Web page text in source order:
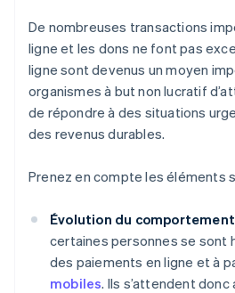
De nombreuses transactions
ligne et les dons ne font pas
ligne sont devenus un moyen
organismes à but non lucratif
de répondre à des situations
des revenus durables.
Prenez en compte les éléments
Évolution du
certaines personnes se sont
des paiements en ligne et à
mobiles. Ils s’attendent donc